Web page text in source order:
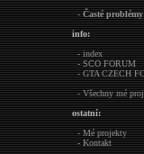
-Časté problémy
info:
- index
- SCO FORUM
- GTA CZECH
- Všechny mé
ostatní:
- Mé projekty
- Kontakt